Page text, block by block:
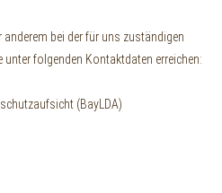
anderem bei der für uns zuständigen
folgenden Kontaktdaten erreichen:
(BayLDA)